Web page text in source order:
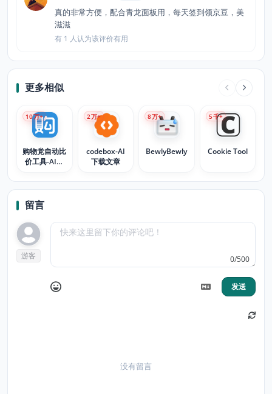
真的非常方便，配合青龙面板用，每天签到领京豆，美
滋滋
有 1 人认为该评价有用
更多相似
购物党自动比
价工具-AI看
比
10万+
codebox-AI
下载文章
2万+
BewlyBewly
8万+
Cookie Tool
5千+
留言
游客 0/500
发送
没有留言